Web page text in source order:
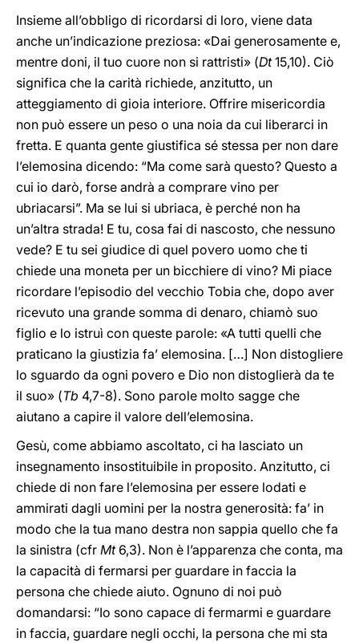
Insieme all’obbligo di ricordarsi di loro, viene data
anche un’indicazione preziosa: «Dai generosamente e,
mentre doni, il tuo cuore non si rattristi» (Dt15,10). Ciò
significa che la carità richiede, anzitutto, un
atteggiamento di gioia interiore. Offrire misericordia
non può essere un peso o una noia da cui liberarci in
fretta. E quanta gente giustifica sé stessa per non dare
l’elemosina dicendo: “Ma come sarà questo? Questo a
cui io darò, forse andrà a comprare vino per
ubriacarsi”. Ma se lui si ubriaca, è perché non ha
un’altra strada! E tu, cosa fai di nascosto, che nessuno
vede? E tu sei giudice di quel povero uomo che ti
chiede una moneta per un bicchiere di vino? Mi piace
ricordare l’episodio del vecchio Tobia che, dopo aver
ricevuto una grande somma di denaro, chiamò suo
figlio e lo istruì con queste parole: «A tutti quelli che
praticano la giustizia fa’ elemosina. […] Non distogliere
lo sguardo da ogni povero e Dio non distoglierà da te
il suo» (Tb 4,7-8). Sono parole molto sagge che
aiutano a capire il valore dell’elemosina.
Gesù, come abbiamo ascoltato, ci ha lasciato un
insegnamento insostituibile in proposito. Anzitutto, ci
chiede di non fare l’elemosina per essere lodati e
ammirati dagli uomini per la nostra generosità: fa’ in
modo che la tua mano destra non sappia quello che fa
la sinistra (cfr Mt6,3). Non è l’apparenza che conta, ma
la capacità di fermarsi per guardare in faccia la
persona che chiede aiuto. Ognuno di noi può
domandarsi: “Io sono capace di fermarmi e guardare
in faccia, guardare negli occhi, la persona che mi sta